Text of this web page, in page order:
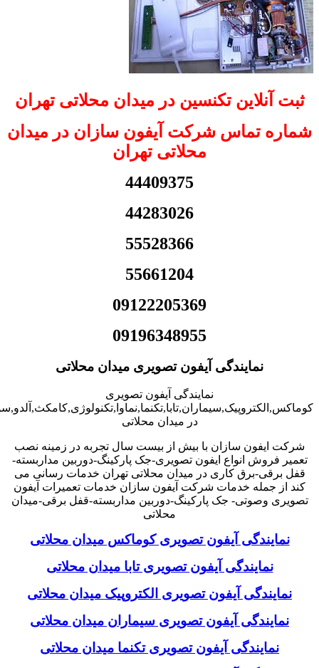
ثبت آنلاین تکنسین در میدان محلاتی تهران
شماره تماس شرکت آیفون سازان در میدان
محلاتی تهران
44409375
44283026
55528366
55661204
09122205369
09196348955
نمایندگی آیفون تصویری میدان محلاتی
نمایندگی آیفون تصویری
در میدان محلاتی
شرکت ایفون سازان با بیش از بیست سال تجربه در زمینه نصب
تعمیر فروش انواع ایفون تصویری-جک پارکینگ-دوربین مداربسته-
قفل برقی-برق کاری در میدان محلاتی تهران خدمات رسانی می
کند از جمله خدمات شرکت آیفون سازان خدمات تعمیرات آیفون
تصویری وصوتی- جک پارکینگ-دوربین مداربسته-قفل برقی-میدان
محلاتی
نمایندگی آیفون تصویری کوماکس میدان محلاتی
نمایندگی آیفون تصویری تابا میدان محلاتی
نمایندگی آیفون تصویری الکتروپیک میدان محلاتی
نمایندگی آیفون تصویری سیماران میدان محلاتی
نمایندگی آیفون تصویری تکنما میدان محلاتی